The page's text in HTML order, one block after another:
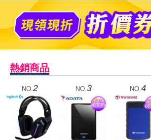
熱銷商品
製護貝機
NO. 2 NO.3 NO. 4